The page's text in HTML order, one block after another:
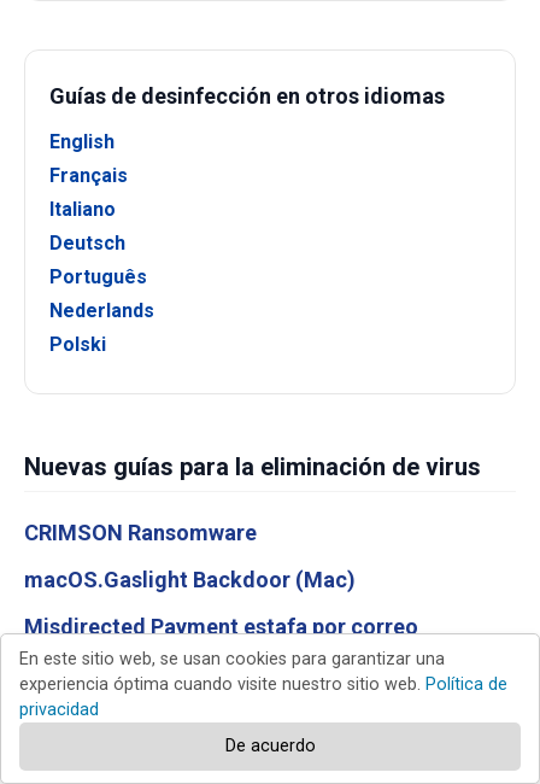
Guías de desinfección en otros idiomas
English
Français
Italiano
Deutsch
Português
Nederlands
Polski
Nuevas guías para la eliminación de virus
CRIMSON Ransomware
macOS.Gaslight Backdoor (Mac)
Misdirected Payment estafa por correo
electrónico
New Device Signed In To Your Account estafa por
En este sitio web, se usan cookies para garantizar una
experiencia óptima cuando visite nuestro sitio web. Política de
privacidad
De acuerdo